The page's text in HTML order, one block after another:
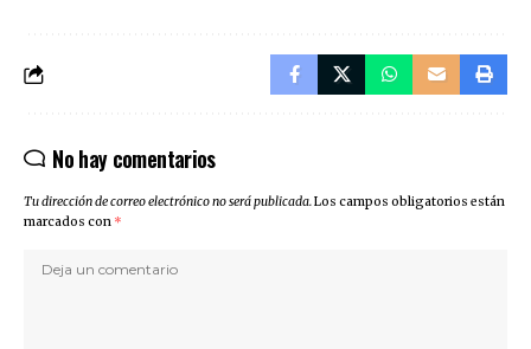
No hay comentarios
Tu dirección de correo electrónico no será publicada.Los campos obligatorios están
marcados con *